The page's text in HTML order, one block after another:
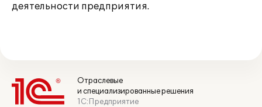
деятельности предприятия.
Отраслевые
и специализированные решения
1С:Предприятие